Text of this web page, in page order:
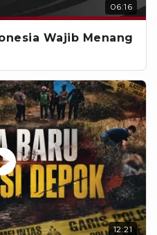
06:16
Wajib Menang
12:21